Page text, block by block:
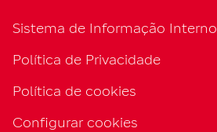
Sistema de Informação Interno
Política de Privacidade
Política de cookies
Configurar cookies